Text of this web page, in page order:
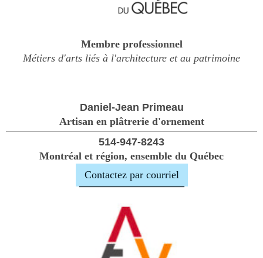
Membre professionnel
Métiers d'arts liés à l'architecture et au patrimoine
Daniel-Jean Primeau
Artisan en plâtrerie d'ornement
514-947-8243
Montréal et région, ensemble du Québec
Contactez par courriel